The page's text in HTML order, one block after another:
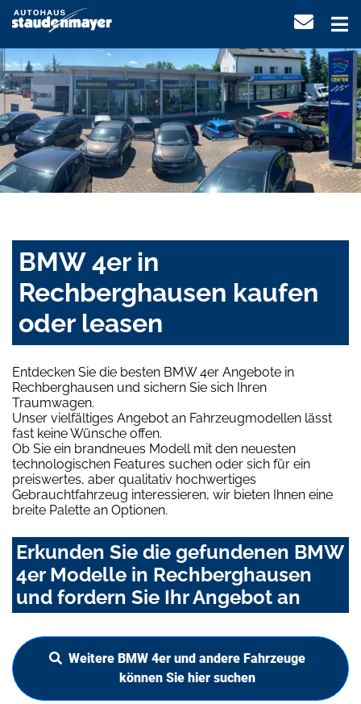
BMW 4er in
Rechberghausen kaufen
oder leasen
Entdecken Sie die besten BMW 4er Angebote in
Rechberghausen und sichern Sie sich Ihren
Traumwagen.
Unser vielfältiges Angebot an Fahrzeugmodellen lässt
fast keine Wünsche offen.
Ob Sie ein brandneues Modell mit den neuesten
technologischen Features suchen oder sich für ein
preiswertes, aber qualitativ hochwertiges
Gebrauchtfahrzeug interessieren, wir bieten Ihnen eine
breite Palette an Optionen.
Erkunden Sie die gefundenen BMW
4er Modelle in Rechberghausen
und fordern Sie Ihr Angebot an
Weitere BMW 4er und andere Fahrzeuge
können Sie hier suchen